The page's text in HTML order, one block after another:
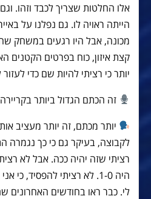
אלו החלטות שצריך לכבד וזהו.
הייתה ראויה לו. גם נפלנו על
מכונה, אבל היו רגעים במשחק
קצת איזון, כוח בפרטים הקטנים
יותר כי רציתי להיות שם כדי
זה הכתם הגדול ביותר
יותר מכתם, זה יותר מעציב
לקבוצה, בעיקר גם כי כך נגמרה
רציתי שזה יהיה ככה. אבל לא
היה 1-0. לא רציתי להפסיד,
לי. כבר ראו בחודשים האחרונים